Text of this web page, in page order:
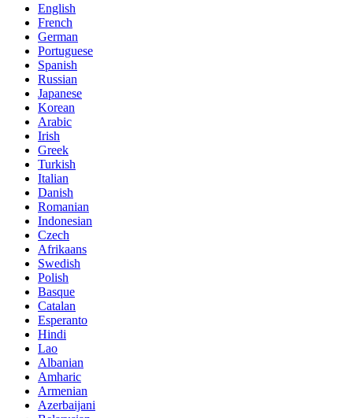
English
French
German
Portuguese
Spanish
Russian
Japanese
Korean
Arabic
Irish
Greek
Turkish
Italian
Danish
Romanian
Indonesian
Czech
Afrikaans
Swedish
Polish
Basque
Catalan
Esperanto
Hindi
Lao
Albanian
Amharic
Armenian
Azerbaijani